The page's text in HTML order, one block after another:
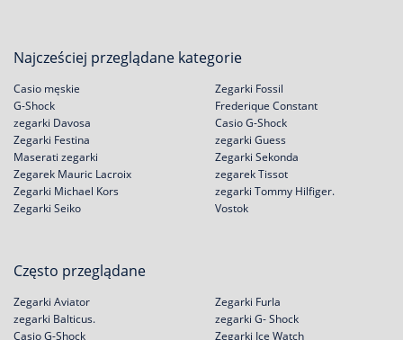
Najcześciej przeglądane kategorie
Casio męskie
G-Shock
zegarki Davosa
Zegarki Festina
Zegarki Fossil
Frederique Constant
Casio G-Shock
zegarki Guess
Maserati zegarki
Zegarek Mauric Lacroix
Zegarki Michael Kors
Zegarki Seiko
Zegarki Sekonda
zegarek Tissot
zegarki Tommy Hilfiger.
Vostok
Często przeglądane
Zegarki Aviator
zegarki Balticus.
Casio G-Shock
Zegarki Furla
zegarki G- Shock
Zegarki Ice Watch